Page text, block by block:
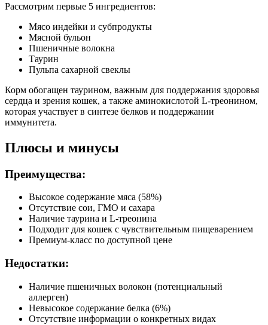
Клетчатка (%)
0.3
Влага (%)
84
Калорийность (ккал/100г)
Рассмотрим первые 5 ингредиентов:
Мясо индейки и субпродукты
Мясной бульон
Пшеничные волокна
Таурин
Пульпа сахарной свеклы
Корм обогащен таурином, важным для поддержания здоровья
сердца и зрения кошек, а также аминокислотой L-треонином,
которая участвует в синтезе белков и поддержании
иммунитета.
Плюсы и минусы
Преимущества:
Высокое содержание мяса (58%)
Отсутствие сои, ГМО и сахара
Наличие таурина и L-треонина
Подходит для кошек с чувствительным пищеварением
Премиум-класс по доступной цене
Недостатки:
Наличие пшеничных волокон (потенциальный
аллерген)
Невысокое содержание белка (6%)
Отсутствие информации о конкретных видах